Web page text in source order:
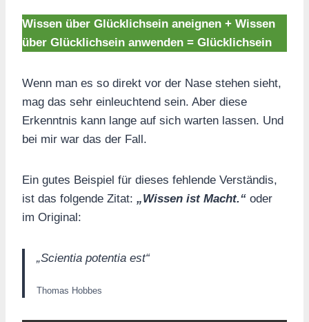
Wissen über Glücklichsein aneignen + Wissen
über Glücklichsein anwenden = Glücklichsein
Wenn man es so direkt vor der Nase stehen sieht,
mag das sehr einleuchtend sein. Aber diese
Erkenntnis kann lange auf sich warten lassen. Und
bei mir war das der Fall.
Ein gutes Beispiel für dieses fehlende Verständis,
ist das folgende Zitat: „Wissen ist Macht.“ oder
im Original:
„Scientia potentia est“
Thomas Hobbes